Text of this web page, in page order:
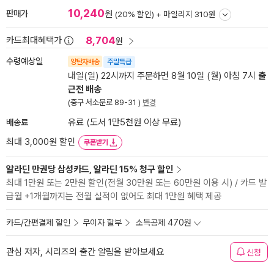
판매가 10,240원 (20% 할인) + 마일리지 310원
카드최대혜택가 8,704원
수령예상일 양탄자배송 주말특급
내일(일) 22시까지 주문하면 8월 10일 (월) 아침 7시 출
근전 배송
(중구 서소문로 89-31 ) 변경
배송료
유료 (도서 1만5천원 이상 무료)
최대 3,000원 할인
쿠폰받기
알라딘 만권당 삼성카드, 알라딘 15% 청구 할인
최대 1만원 또는 2만원 할인(전월 30만원 또는 60만원 이용 시) / 카드 발
급월 +1개월까지는 전월 실적이 없어도 최대 1만원 혜택 제공
카드/간편결제 할인 무이자 할부 소득공제 470원
관심 저자, 시리즈의 출간 알림을 받아보세요 신청